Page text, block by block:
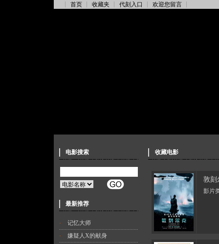
首页 收藏夹 代刻入口 欢迎您留言
电影搜索
最新推荐
·
记忆大师
·
嫌疑人X的献身
收藏电影
敦刻
影片